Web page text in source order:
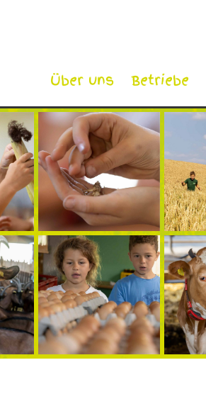
Über uns Betriebe